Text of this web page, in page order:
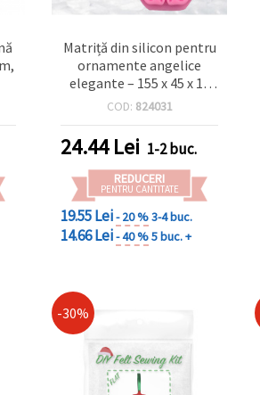
Matriță din silicon pentru
ornamente angelice
elegante – 155 x 45 x 13
mm, bordură de uz
pentru decorarea
torturilor, fondant,
ciocolată și patiserie
creativă
COD: 824031
24.44Lei 1-2 buc.
REDUCERI
PENTRU CANTITATE
19.55 Lei- 20 %3-4 buc.
14.66 Lei- 40 %5 buc. +
-30%